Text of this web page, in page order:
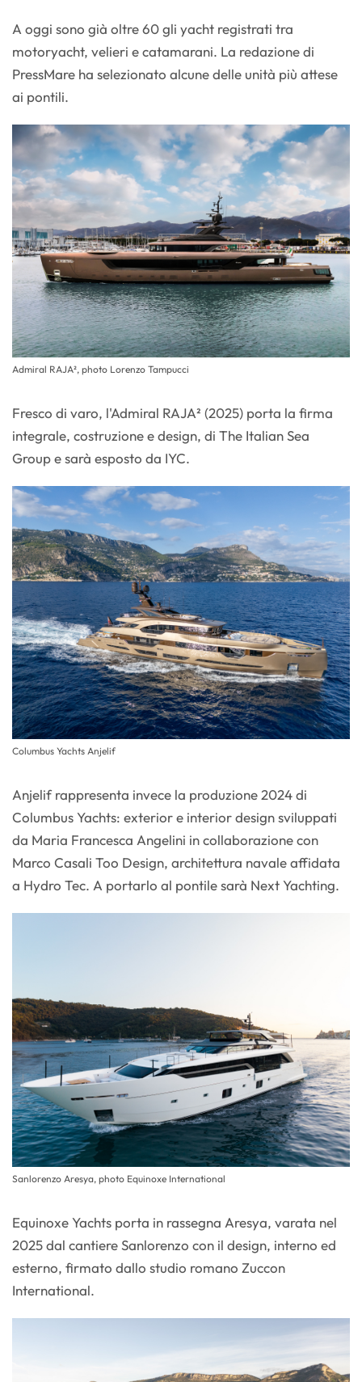
A oggi sono già oltre 60 gli yacht registrati tra
motoryacht, velieri e catamarani. La redazione di
PressMare ha selezionato alcune delle unità più attese
ai pontili.
Admiral RAJA², photo Lorenzo Tampucci
Fresco di varo, l'Admiral RAJA² (2025) porta la firma
integrale, costruzione e design, di The Italian Sea
Group e sarà esposto da IYC.
Columbus Yachts Anjelif
Anjelif rappresenta invece la produzione 2024 di
Columbus Yachts: exterior e interior design sviluppati
da Maria Francesca Angelini in collaborazione con
Marco Casali Too Design, architettura navale affidata
a Hydro Tec. A portarlo al pontile sarà Next Yachting.
Sanlorenzo Aresya, photo Equinoxe International
Equinoxe Yachts porta in rassegna Aresya, varata nel
2025 dal cantiere Sanlorenzo con il design, interno ed
esterno, firmato dallo studio romano Zuccon
International.